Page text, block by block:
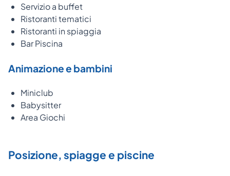
Servizio a buffet
Ristoranti tematici
Ristoranti in spiaggia
Bar Piscina
Animazione e bambini
Miniclub
Babysitter
Area Giochi
Posizione, spiagge e piscine